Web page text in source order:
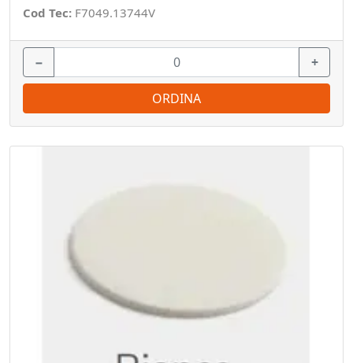
Cod Tec: F7049.13744V
− +
ORDINA